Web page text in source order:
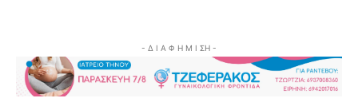
- Δ Ι Α Φ Η Μ Ι ΣΗ -